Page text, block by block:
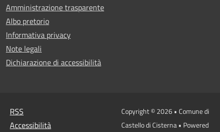
Amministrazione trasparente
Albo pretorio
Informativa privacy
Note legali
Dichiarazione di accessibilità
RSS
Accessibilità
Copyright © 2026 • Comune di
Castello di Cisterna • Powered